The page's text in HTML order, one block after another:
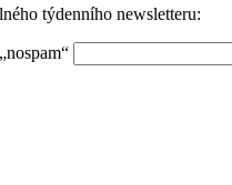
týdenního newsletteru: